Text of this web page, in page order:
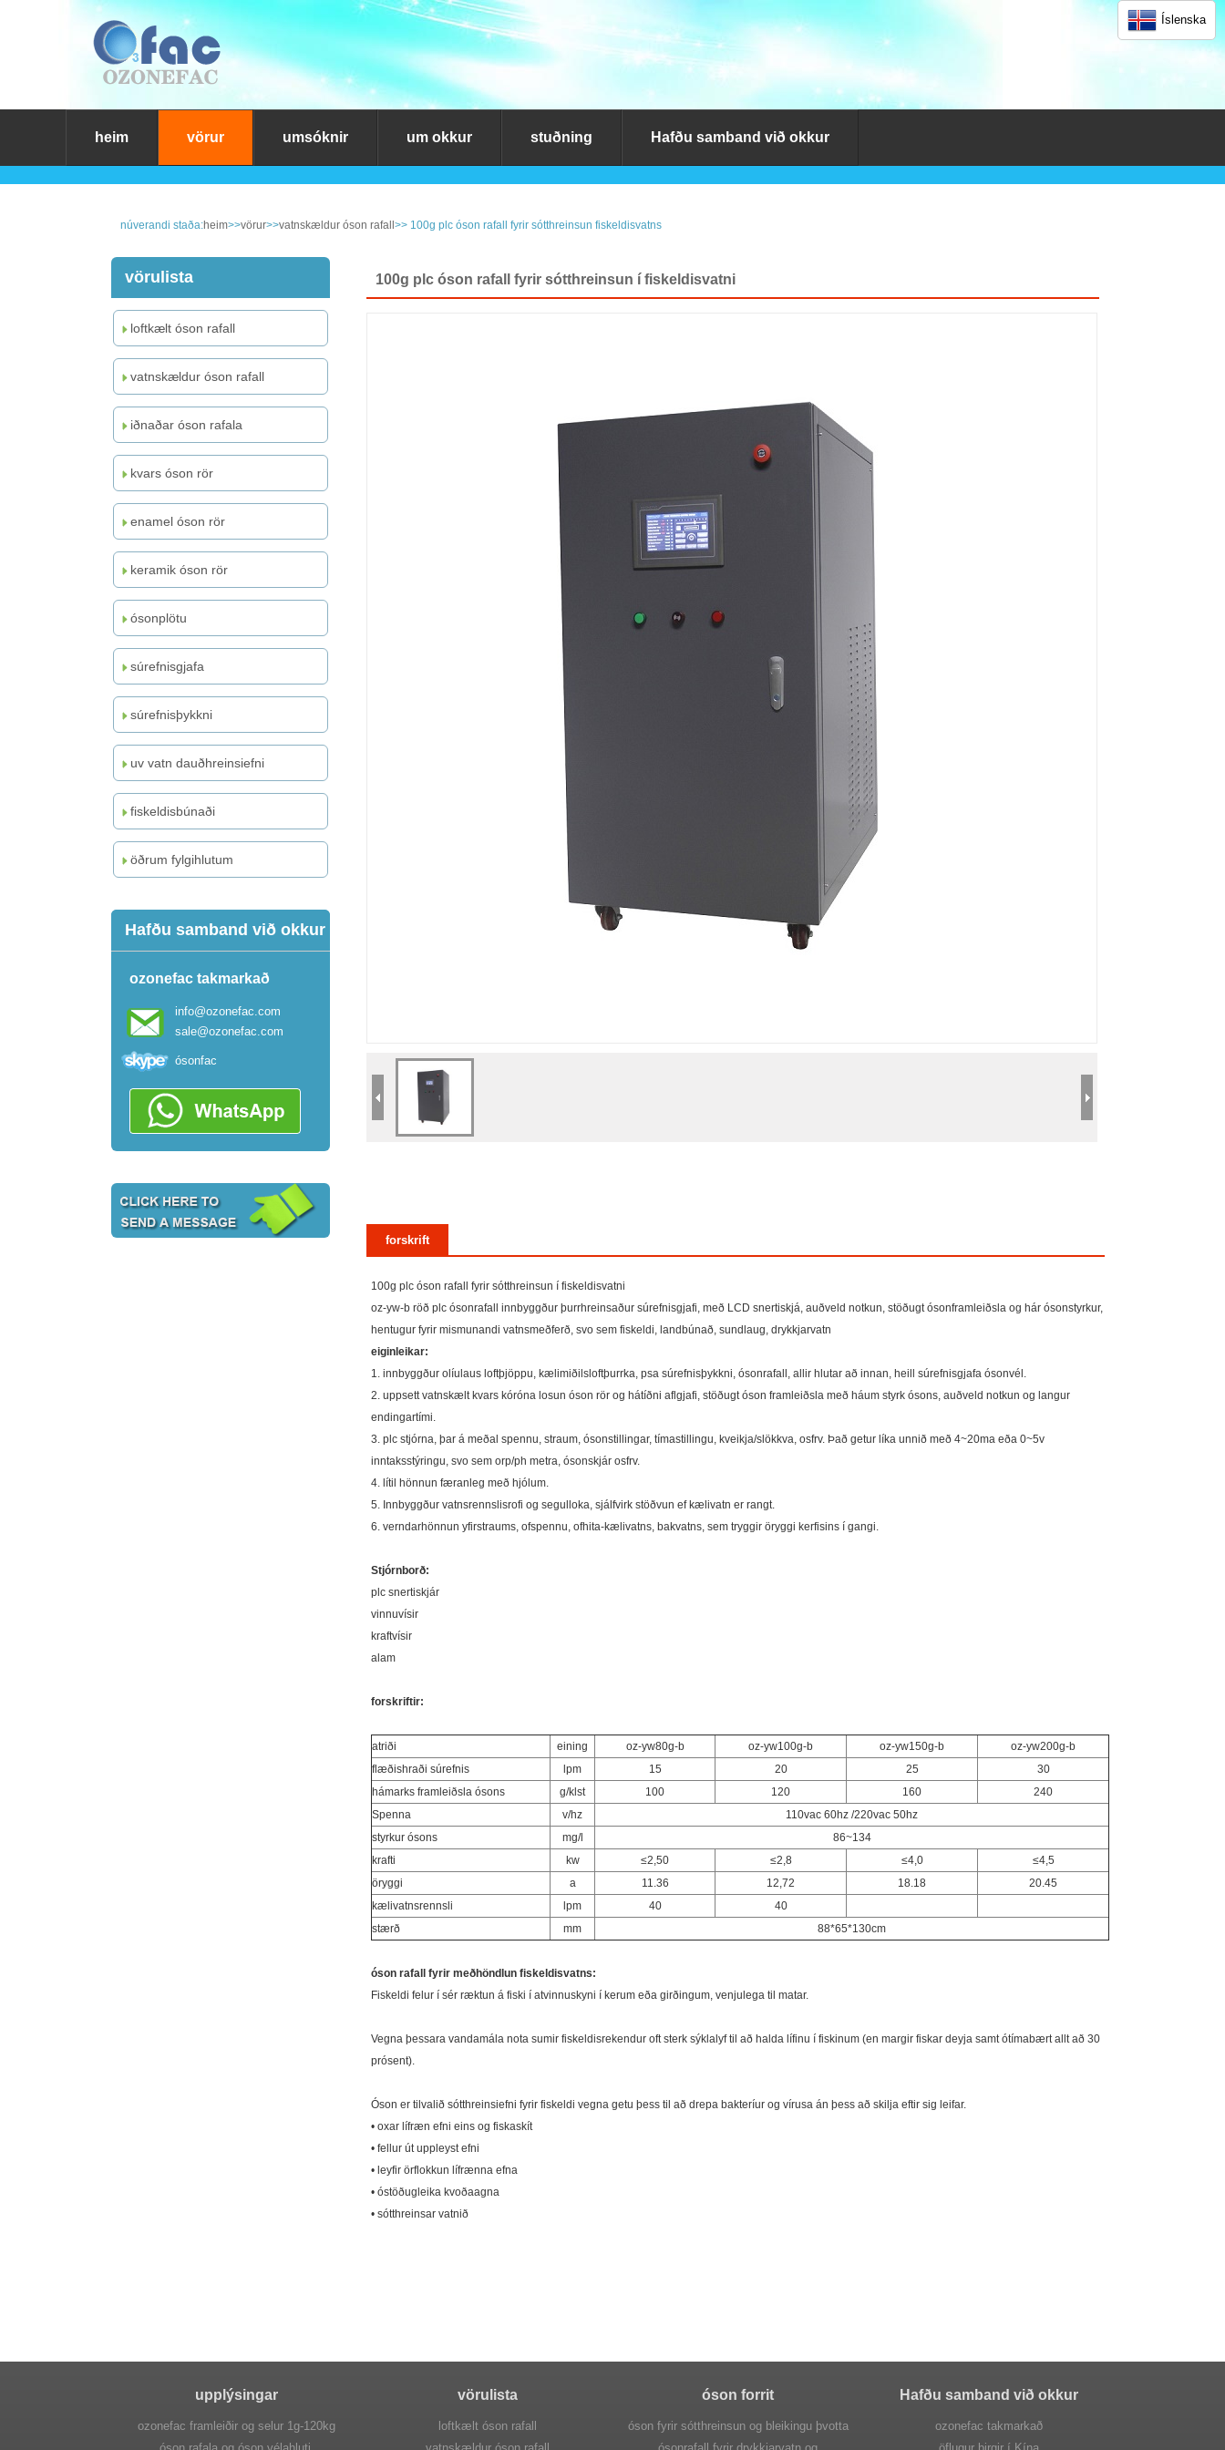
Íslenska
heim vörur umsóknir um okkur stuðning Hafðu samband við okkur
núverandi staða:heim>>vörur>>vatnskældur óson rafall >> 100g plc óson rafall fyrir sótthreinsun fiskeldisvatns
vörulista
loftkælt óson rafall
vatnskældur óson rafall
iðnaðar óson rafala
kvars óson rör
enamel óson rör
keramik óson rör
ósonplötu
súrefnisgjafa
súrefnisþykkni
uv vatn dauðhreinsiefni
fiskeldisbúnaði
öðrum fylgihlutum
Hafðu samband við okkur
ozonefac takmarkað
info@ozonefac.com
sale@ozonefac.com
ósonfac
100g plc óson rafall fyrir sótthreinsun í fiskeldisvatni
forskrift
100g plc óson rafall fyrir sótthreinsun í fiskeldisvatni
oz-yw-b röð plc ósonrafall innbyggður þurrhreinsaður súrefnisgjafi, með LCD snertiskjá, auðveld notkun, stöðugt ósonframleiðsla og hár ósonstyrkur,
hentugur fyrir mismunandi vatnsmeðferð, svo sem fiskeldi, landbúnað, sundlaug, drykkjarvatn
eiginleikar:
1. innbyggður olíulaus loftþjöppu, kælimiðilsloftþurrka, psa súrefnisþykkni, ósonrafall, allir hlutar að innan, heill súrefnisgjafa ósonvél.
2. uppsett vatnskælt kvars kóróna losun óson rör og hátíðni aflgjafi, stöðugt óson framleiðsla með háum styrk ósons, auðveld notkun og langur
endingartími.
3. plc stjórna, þar á meðal spennu, straum, ósonstillingar, tímastillingu, kveikja/slökkva, osfrv. Það getur líka unnið með 4~20ma eða 0~5v
inntaksstýringu, svo sem orp/ph metra, ósonskjár osfrv.
4. lítil hönnun færanleg með hjólum.
5. Innbyggður vatnsrennslisrofi og segulloka, sjálfvirk stöðvun ef kælivatn er rangt.
6. verndarhönnun yfirstraums, ofspennu, ofhita-kælivatns, bakvatns, sem tryggir öryggi kerfisins í gangi.
Stjórnborð:
plc snertiskjár
vinnuvísir
kraftvísir
alam
forskriftir:
atriði eining oz-yw80g-b oz-yw100g-b oz-yw150g-b
oz-yw200g-b
flæðishraði súrefnis
lpm 15 20 25
30
hámarks framleiðsla ósons
g/klst 100 120 160
240
Spenna
v/hz
110vac 60hz /220vac 50hz
styrkur ósons
mg/l
86~134
krafti
kw ≤2,50 ≤2,8 ≤4,0
≤4,5
öryggi
a 11.36 12,72 18.18
20.45
kælivatnsrennsli
lpm 40
40
stærð
mm 88*65*130cm
óson rafall fyrir meðhöndlun fiskeldisvatns:
Fiskeldi felur í sér ræktun á fiski í atvinnuskyni í kerum eða girðingum, venjulega til matar.
Vegna þessara vandamála nota sumir fiskeldisrekendur oft sterk sýklalyf til að halda lífinu í fiskinum (en margir fiskar deyja samt ótímabært allt að 30
prósent).
Óson er tilvalið sótthreinsiefni fyrir fiskeldi vegna getu þess til að drepa bakteríur og vírusa án þess að skilja eftir sig leifar.
• oxar lífræn efni eins og fiskaskít
• fellur út uppleyst efni
• leyfir örflokkun lífrænna efna
• óstöðugleika kvoðaagna
• sótthreinsar vatnið
upplýsingar
ozonefac framleiðir og selur 1g-120kg
vörulista
loftkælt óson rafall
óson forrit
óson fyrir sótthreinsun og bleikingu þvotta
Hafðu samband við okkur
ozonefac takmarkað